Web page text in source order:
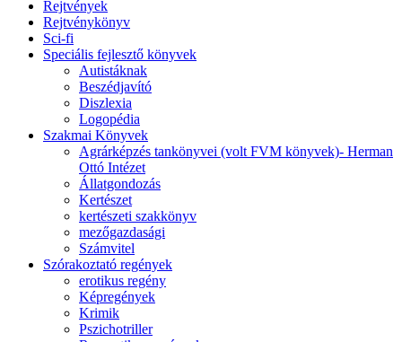
Rejtvények
Rejtvénykönyv
Sci-fi
Speciális fejlesztő könyvek
Autistáknak
Beszédjavító
Diszlexia
Logopédia
Szakmai Könyvek
Agrárképzés tankönyvei (volt FVM könyvek)- Herman
Ottó Intézet
Állatgondozás
Kertészet
kertészeti szakkönyv
mezőgazdasági
Számvitel
Szórakoztató regények
erotikus regény
Képregények
Krimik
Pszichotriller